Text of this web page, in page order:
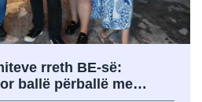
rreth BE-së:
ballë përballë me…